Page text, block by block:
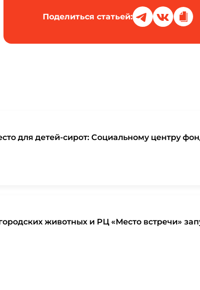
Поделиться статьей:
для детей-сирот: Социальному центру
животных и РЦ «Место встречи»